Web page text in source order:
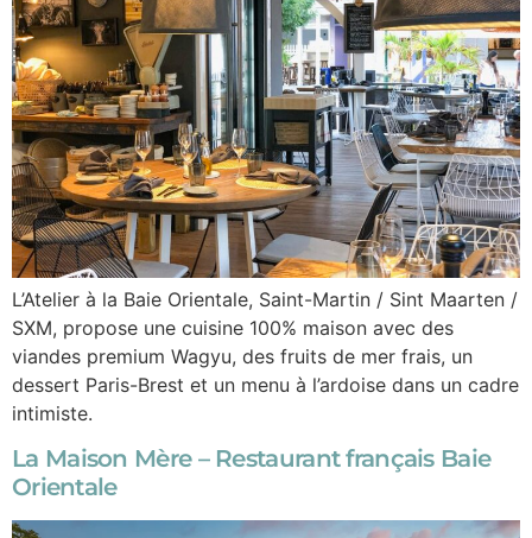
L’Atelier à la Baie Orientale, Saint-Martin / Sint Maarten /
SXM, propose une cuisine 100% maison avec des
viandes premium Wagyu, des fruits de mer frais, un
dessert Paris-Brest et un menu à l’ardoise dans un cadre
intimiste.
La Maison Mère – Restaurant français Baie
Orientale